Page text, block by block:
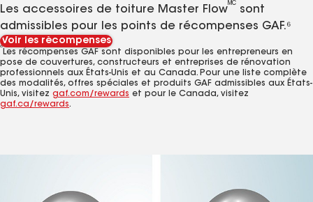
Les accessoires de toiture Master Flow
​​​​​​​MC
sont
admissibles pour les points de récompenses GAF.⁶
Voir les récompenses
6
Les récompenses GAF sont disponibles pour les entrepreneurs en
pose de couvertures, constructeurs et entreprises de rénovation
professionnels aux États-Unis et au Canada. Pour une liste complète
des modalités, offres spéciales et produits GAF admissibles aux États-
Unis, visitez gaf.com/rewards et pour le Canada, visitez
gaf.ca/rewards.